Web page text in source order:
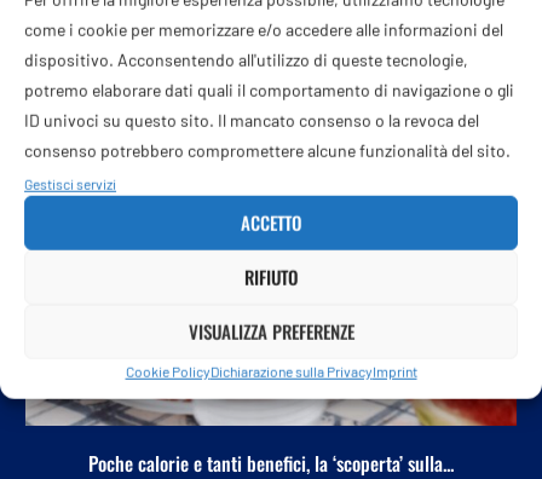
come i cookie per memorizzare e/o accedere alle informazioni del
dispositivo. Acconsentendo all'utilizzo di queste tecnologie,
potremo elaborare dati quali il comportamento di navigazione o gli
ID univoci su questo sito. Il mancato consenso o la revoca del
consenso potrebbero compromettere alcune funzionalità del sito.
Gestisci servizi
ACCETTO
RIFIUTO
VISUALIZZA PREFERENZE
Cookie PolicyDichiarazione sulla PrivacyImprint
POTREBBE ANCHE PIACERTI
Poche calorie e tanti benefici, la ‘scoperta’ sulla...